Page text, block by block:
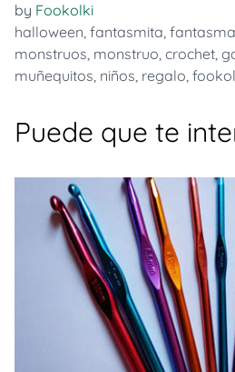
by Fookolki
halloween, fantasmita,
monstruos, monstruo, crochet,
muñequitos, niños, regalo,
Puede que te